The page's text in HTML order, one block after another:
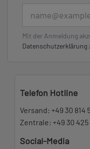
Mit der Anmeldung
Datenschutzerklärung
Telefon Hotline
Versand: +49 30 814
Zentrale: +49 30
Social-Media